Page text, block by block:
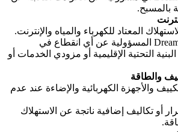
بالمسبح.
المعتاد للكهرباء والمياه والإنترنت.
▸ لا تتحمل Dream of Holiday المسؤولية عن أي انقطاع في
التحتية الإقليمية أو مزودي الخدمات أو
والطاقة
والأجهزة الكهربائية والإضاءة عند عدم
أو تكاليف إضافية ناتجة عن الاستهلاك